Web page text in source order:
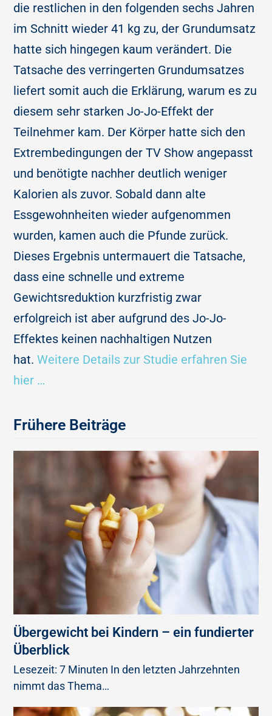
die restlichen in den folgenden sechs Jahren
im Schnitt wieder 41 kg zu, der Grundumsatz
hatte sich hingegen kaum verändert. Die
Tatsache des verringerten Grundumsatzes
liefert somit auch die Erklärung, warum es zu
diesem sehr starken Jo-Jo-Effekt der
Teilnehmer kam. Der Körper hatte sich den
Extrembedingungen der TV Show angepasst
und benötigte nachher deutlich weniger
Kalorien als zuvor. Sobald dann alte
Essgewohnheiten wieder aufgenommen
wurden, kamen auch die Pfunde zurück.
Dieses Ergebnis untermauert die Tatsache,
dass eine schnelle und extreme
Gewichtsreduktion kurzfristig zwar
erfolgreich ist aber aufgrund des Jo-Jo-
Effektes keinen nachhaltigen Nutzen
hat.Weitere Details zur Studie erfahren Sie
hier …
Frühere Beiträge
Übergewicht bei Kindern – ein fundierter
Überblick
Lesezeit: 7 Minuten In den letzten Jahrzehnten
nimmt das Thema…